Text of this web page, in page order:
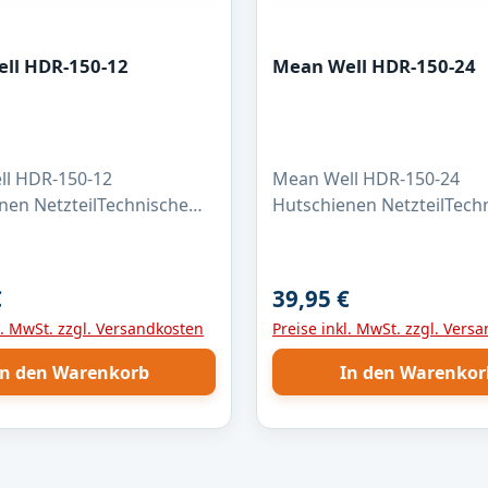
HDR-150-12
HDR-150-12
NetzteilTechnische
Leistung:
12V
Preis:
MwSt. zzgl. Versandkosten
den Warenkorb
Mean Well HDR-150-24
Mean Well HDR-150-24
Hutschienen
330 Gramm Leistung:
6,25AEingangsspannung:
Regulärer Preis:
39,95 €
Preise inkl. MwSt. zzgl.
In den